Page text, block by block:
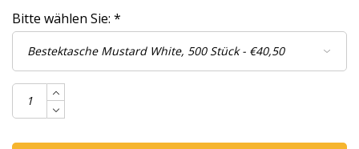
Bitte wählen Sie: *